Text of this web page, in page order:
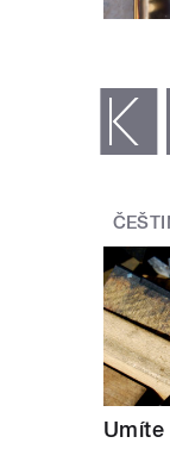
‹ předchozí